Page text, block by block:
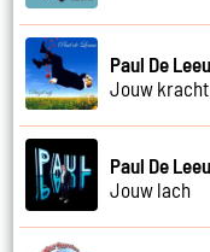
Paul De
Jouw kracht
Paul De
Jouw lach